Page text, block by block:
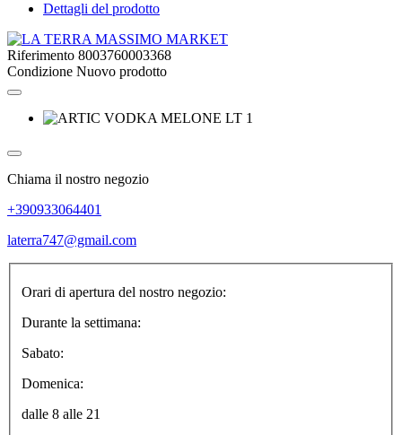
Dettagli del prodotto
Riferimento 8003760003368
Condizione Nuovo prodotto
Chiama il nostro negozio
+390933064401
laterra747@gmail.com
Orari di apertura del nostro negozio:
Durante la settimana:
Sabato:
Domenica:
dalle 8 alle 21